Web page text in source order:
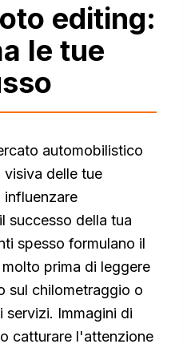
editing:
le tue
automobilistico
delle tue
influenzare
successo della tua
spesso formulano il
prima di leggere
sul chilometraggio o
servizi. Immagini di
catturare l'attenzione